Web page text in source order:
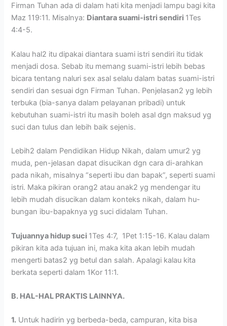
Firman Tuhan ada di dalam hati kita menjadi lampu bagi kita
Maz 119:11. Misalnya: Diantara suami-istri sendiri 1Tes
4:4-5.
Kalau hal2 itu dipakai diantara suami istri sendiri itu tidak
menjadi dosa. Sebab itu memang suami-istri lebih bebas
bicara tentang naluri sex asal selalu dalam batas suami-istri
sendiri dan sesuai dgn Firman Tuhan. Penjelasan2 yg lebih
terbuka (bia-sanya dalam pelayanan pribadi) untuk
kebutuhan suami-istri itu masih boleh asal dgn maksud yg
suci dan tulus dan lebih baik sejenis.
Lebih2 dalam Pendidikan Hidup Nikah, dalam umur2 yg
muda, pen-jelasan dapat disucikan dgn cara di-arahkan
pada nikah, misalnya “seperti ibu dan bapak”, seperti suami
istri. Maka pikiran orang2 atau anak2 yg mendengar itu
lebih mudah disucikan dalam konteks nikah, dalam hu-
bungan ibu-bapaknya yg suci didalam Tuhan.
Tujuannya hidup suci 1Tes 4:7, 1Pet 1:15-16. Kalau dalam
pikiran kita ada tujuan ini, maka kita akan lebih mudah
mengerti batas2 yg betul dan salah. Apalagi kalau kita
berkata seperti dalam 1Kor 11:1.
B. HAL-HAL PRAKTIS LAINNYA.
1. Untuk hadirin yg berbeda-beda, campuran, kita bisa